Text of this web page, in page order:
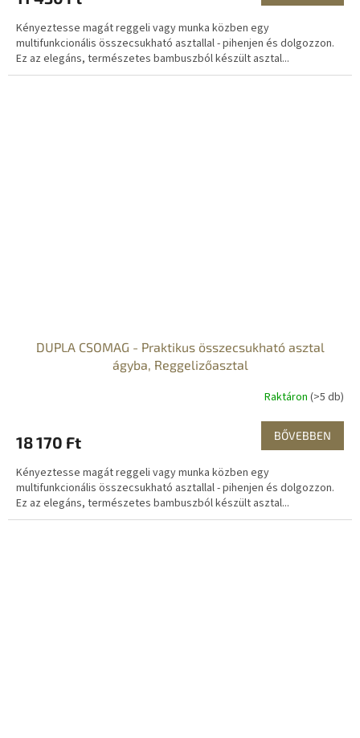
Kényeztesse magát reggeli vagy munka közben egy
multifunkcionális összecsukható asztallal - pihenjen és dolgozzon.
Ez az elegáns, természetes bambuszból készült asztal...
DUPLA CSOMAG - Praktikus összecsukható asztal
ágyba, Reggelizőasztal
Raktáron (>5 db)
18 170 Ft BŐVEBBEN
Kényeztesse magát reggeli vagy munka közben egy
multifunkcionális összecsukható asztallal - pihenjen és dolgozzon.
Ez az elegáns, természetes bambuszból készült asztal...